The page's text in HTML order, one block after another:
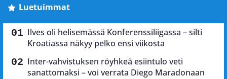
Luetuimmat
Ilves oli helisemässä Konferenssiliigassa – silti
Kroatiassa näkyy pelko ensi viikosta
Inter-vahvistuksen röyhkeä esiintulo veti
sanattomaksi – voi verrata Diego Maradonaan